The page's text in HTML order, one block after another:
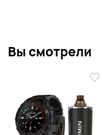
Вы смотрели